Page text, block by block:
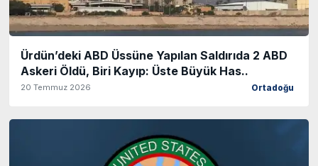
Ürdün’deki ABD Üssüne Yapılan Saldırıda 2 ABD
Askeri Öldü, Biri Kayıp: Üste Büyük Has..
20 Temmuz 2026 Ortadoğu